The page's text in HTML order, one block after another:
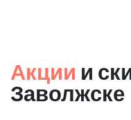
Акции и
Заволжске